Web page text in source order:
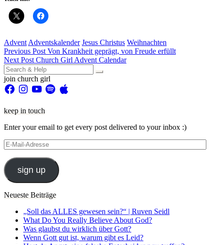
Advent Adventskalender Jesus Christus Weihnachten
Beitragsnavigation
Previous Post Von Krankheit geprägt, von Freude erfüllt
Next Post Church Girl Advent Calendar
Search
for:
join church girl
FacebookInstagram
YouTubeSpotifyApple
keep in touch
Enter your email to get every post delivered to your inbox :)
E-
Mail-
Adresse
sign up
Neueste Beiträge
„Soll das ALLES gewesen sein?“ | Ruven Seidl
What Do You Really Believe About God?
Was glaubst du wirklich über Gott?
Wenn Gott gut ist, warum gibt es Leid?